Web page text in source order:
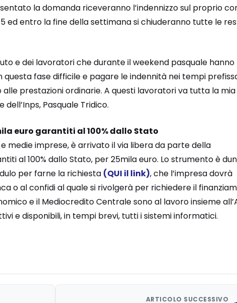
la domanda riceveranno l’indennizzo sul proprio
ed entro la fine della settimana si chiuderanno tutte le
e dei lavoratori che durante il weekend pasquale hanno
questa fase difficile e pagare le indennità nei tempi
prestazioni ordinarie. A questi lavoratori va tutta la mia
Pasquale Tridico.
euro garantiti al 100% dallo Stato
medie imprese, è arrivato il via libera da parte della
al 100% dallo Stato, per 25mila euro. Lo strumento è
per farne la richiesta (QUI il link), che l’impresa dovrà
o al confidi al quale si rivolgerà per richiedere il
e il Mediocredito Centrale sono al lavoro insieme
e disponibili, in tempi brevi, tutti i sistemi informatici.
ARTICOLO SUCCESSIVO